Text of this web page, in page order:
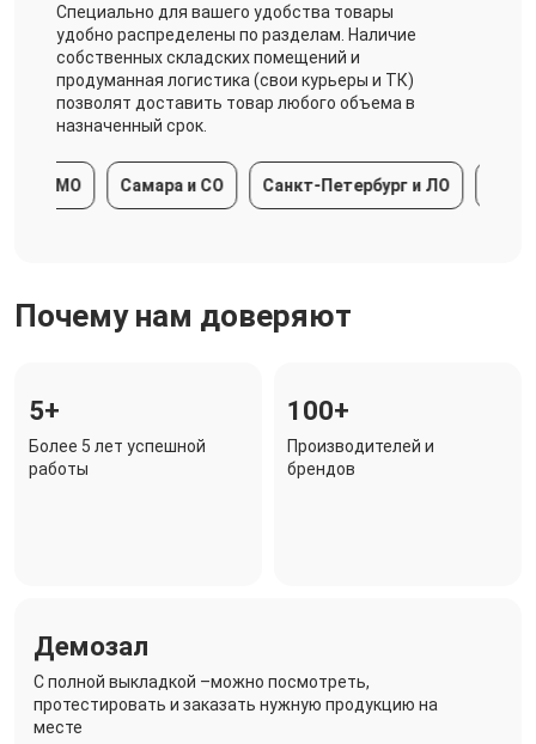
Специально для вашего удобства товары
удобно распределены по разделам. Наличие
собственных складских помещений и
продуманная логистика (свои курьеры и ТК)
позволят доставить товар любого объема в
назначенный срок.
Самара и СО Санкт-Петербург и ЛО
Почему нам доверяют
5+
Более 5 лет успешной
работы
100+
Производителей и
брендов
Демозал
C полной выкладкой –можно посмотреть,
протестировать и заказать нужную продукцию на
месте